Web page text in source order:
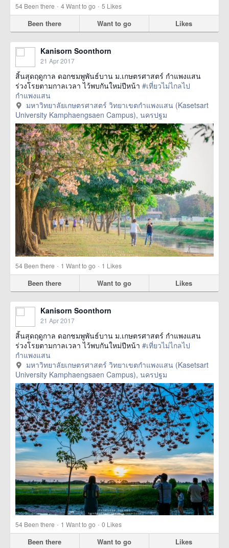
54 Been there · 4Want to go · 5 Likes
Been there Want to go Likes
Kanisorn Soonthorn
21 Apr 2017
สิ้นสุดฤดูกาล ดอกชมพูพันธ์บาน ม.เกษตรศาสตร์ กำแพงแสน
ร่วงโรยตามกาลเวลา ไว้พบกันใหม่ปีหน้า #เที่ยวไม่ไกลไป
กำแพงแสน
มหาวิทยาลัยเกษตรศาสตร์ วิทยาเขตกำแพงแสน (Kasetsart
University Kamphaengsaen Campus), นครปฐม
54 Been there · 1 Want to go · 1 Likes
Been there Want to go Likes
Kanisorn Soonthorn
21 Apr 2017
สิ้นสุดฤดูกาล ดอกชมพูพันธ์บาน ม.เกษตรศาสตร์ กำแพงแสน
ร่วงโรยตามกาลเวลา ไว้พบกันใหม่ปีหน้า #เที่ยวไม่ไกลไป
กำแพงแสน
มหาวิทยาลัยเกษตรศาสตร์ วิทยาเขตกำแพงแสน (Kasetsart
University Kamphaengsaen Campus), นครปฐม
54 Been there · 1 Want to go · 0 Likes
Been there Want to go Likes